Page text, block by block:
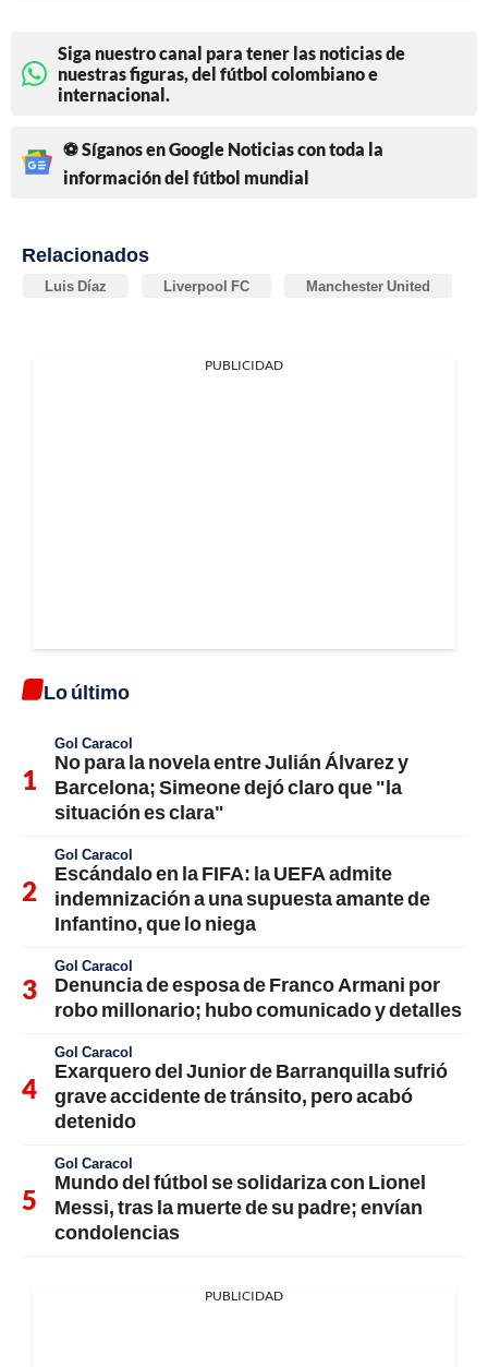
Siga nuestro canal para tener las noticias de
nuestras figuras, del fútbol colombiano e
internacional.
⚽ Síganos en Google Noticias con toda la
información del fútbol mundial
Relacionados
Luis Díaz Liverpool FC Manchester United
PUBLICIDAD
Lo último
Gol Caracol
No para la novela entre Julián Álvarez y
Barcelona; Simeone dejó claro que "la
situación es clara"
Gol Caracol
Escándalo en la FIFA: la UEFA admite
indemnización a una supuesta amante de
Infantino, que lo niega
Gol Caracol
Denuncia de esposa de Franco Armani por
robo millonario; hubo comunicado y detalles
Gol Caracol
Exarquero del Junior de Barranquilla sufrió
grave accidente de tránsito, pero acabó
detenido
Gol Caracol
Mundo del fútbol se solidariza con Lionel
Messi, tras la muerte de su padre; envían
condolencias
PUBLICIDAD